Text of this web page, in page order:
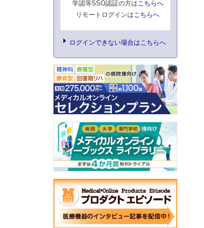
学認等SSO認証の方はこちらへ
リモートログインはこちらへ
ログインできない場合はこちらへ